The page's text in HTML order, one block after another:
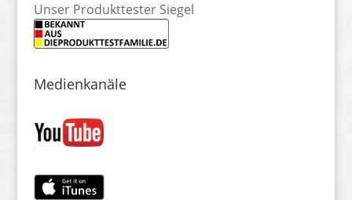
Unser Produkttester Siegel
Medienkanäle